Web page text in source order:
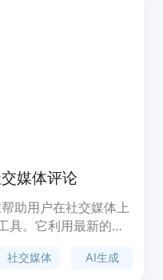
媒体评论
助用户在社交媒体上
具。它利用最新的
品支持多语言，用户
社交媒体 AI生成